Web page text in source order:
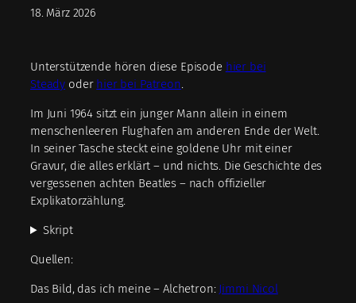
18. März 2026
Unterstützende hören diese Episode hier bei
Steady oder hier bei Patreon.
Im Juni 1964 sitzt ein junger Mann allein in einem
menschenleeren Flughafen am anderen Ende der Welt.
In seiner Tasche steckt eine goldene Uhr mit einer
Gravur, die alles erklärt – und nichts. Die Geschichte des
vergessenen achten Beatles – nach offizieller
Explikatorzählung.
Skript
Quellen:
Das Bild, das ich meine – Alchetron: Jimmi Nicol